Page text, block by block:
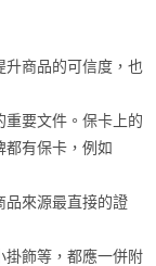
升商品的可信度，也
重要文件。保卡上的
都有保卡，例如
品來源最直接的證
掛飾等，都應一併附